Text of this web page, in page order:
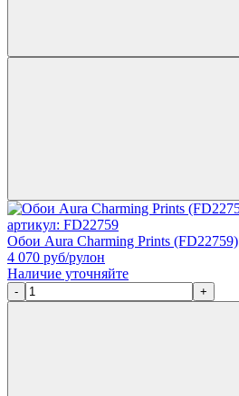
артикул: FD22759
Обои Aura Charming Prints (FD22759)
4 070 руб/рулон
Наличие уточняйте
- +